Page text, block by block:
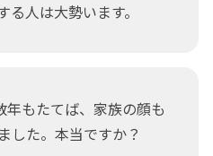
人は大勢います。
年もたてば、家族の顔も
した。本当ですか？